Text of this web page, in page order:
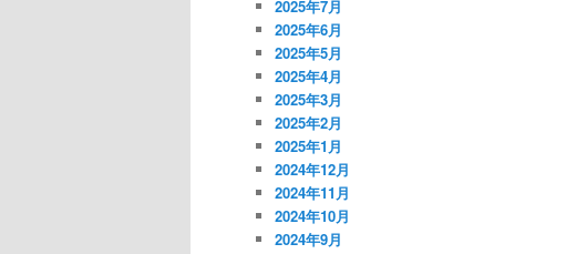
2025年7月
2025年6月
2025年5月
2025年4月
2025年3月
2025年2月
2025年1月
2024年12月
2024年11月
2024年10月
2024年9月